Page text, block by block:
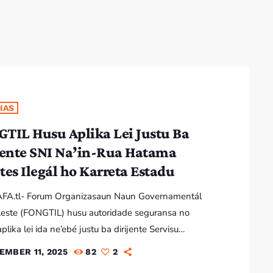
Husu Aplika Lei Justu Ba
SNI Na’in-Rua Hatama
Ilegál ho Karreta Estadu
Forum Organizasaun Naun Governamentál
(FONGTIL) husu autoridade seguransa no
lei ida ne’ebé justu ba dirijente Servisu
Intelijénsia (SNI) ne’ebé hatama fugetes ilegál ho
11, 2025 82 2